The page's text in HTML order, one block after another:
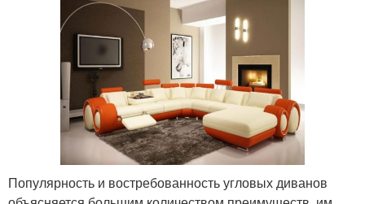
Популярность и востребованность угловых диванов